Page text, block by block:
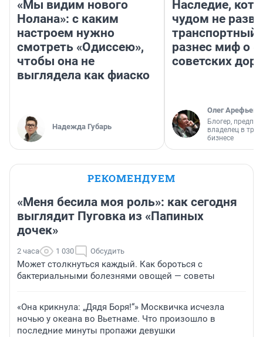
«Мы видим нового
Нолана»: с каким
настроем нужно
смотреть «Одиссею»,
чтобы она не
выглядела как фиаско
Надежда Губарь
Наследие,
чудом не
транспортный
разнес миф о
советских
Олег Арефьев
Блогер,
владелец в
бизнесе
РЕКОМЕНДУЕМ
«Меня бесила моя роль»: как сегодня
выглядит Пуговка из «Папиных
дочек»
2 часа 1 030 Обсудить
Может столкнуться каждый. Как бороться с
бактериальными болезнями овощей — советы
«Она крикнула: „Дядя Боря!“» Москвичка исчезла
ночью у океана во Вьетнаме. Что произошло в
последние минуты пропажи девушки